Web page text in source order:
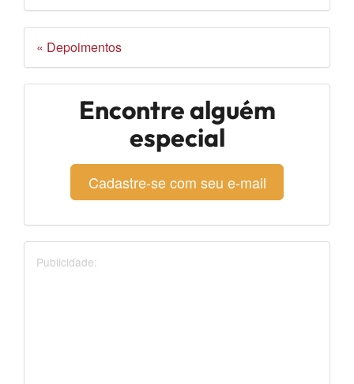
« Depoimentos
Encontre alguém
especial
Cadastre-se com seu e-mail
Publicidade: